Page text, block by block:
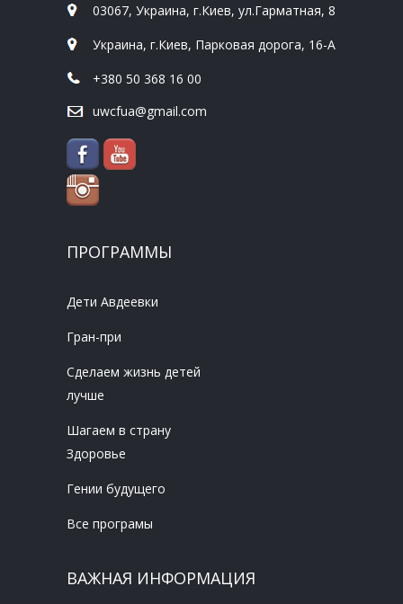
03067, Украина, г.Киев, ул.Гарматная, 8
Украина, г.Киев, Парковая дорога, 16-А
+380 50 368 16 00
uwcfua@gmail.com
ПРОГРАММЫ
Дети Авдеевки
Гран-при
Сделаем жизнь детей
лучше
Шагаем в страну
Здоровье
Гении будущего
Все програмы
ВАЖНАЯ ИНФОРМАЦИЯ